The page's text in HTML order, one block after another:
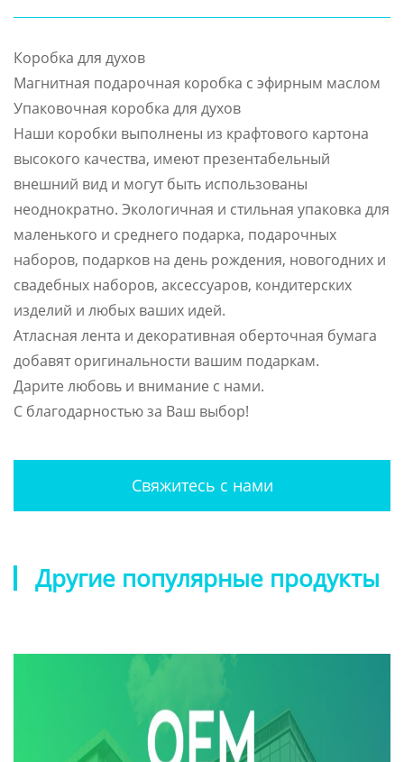
Коробка для духов
Магнитная подарочная коробка с эфирным маслом
Упаковочная коробка для духов
Наши коробки выполнены из крафтового картона
высокого качества, имеют презентабельный
внешний вид и могут быть использованы
неоднократно. Экологичная и стильная упаковка для
маленького и среднего подарка, подарочных
наборов, подарков на день рождения, новогодних и
свадебных наборов, аксессуаров, кондитерских
изделий и любых ваших идей.
Атласная лента и декоративная оберточная бумага
добавят оригинальности вашим подаркам.
Дарите любовь и внимание с нами.
С благодарностью за Ваш выбор!
Свяжитесь с нами
Другие популярные продукты